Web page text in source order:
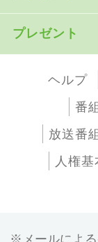
プレゼント
ヘルプ
番
放送番
人権
メールによ